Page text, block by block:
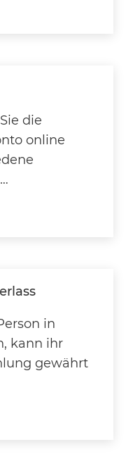
die
online
in
kann ihr
gewährt